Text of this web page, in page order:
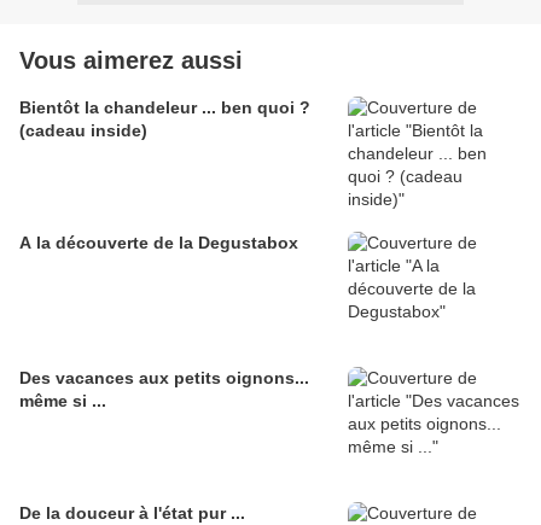
Vous aimerez aussi
Bientôt la chandeleur ... ben quoi ?
(cadeau inside)
A la découverte de la Degustabox
Des vacances aux petits oignons...
même si ...
De la douceur à l'état pur ...